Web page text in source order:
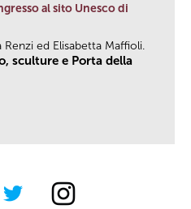
al sito Unesco di
Renzi ed Elisabetta Maffioli.
sculture e Porta della